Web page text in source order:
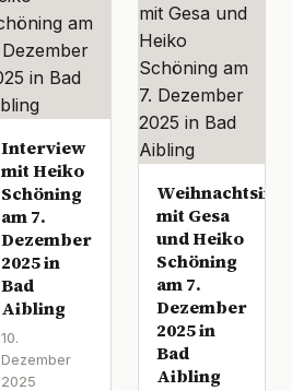
Interview
mit Heiko
Schöning
am 7.
Dezember
2025 in
Bad
Aibling
10.
Dezember
2025
mit Gesa
und Heiko
Schöning
am 7.
Dezember
2025 in
Bad
Aibling